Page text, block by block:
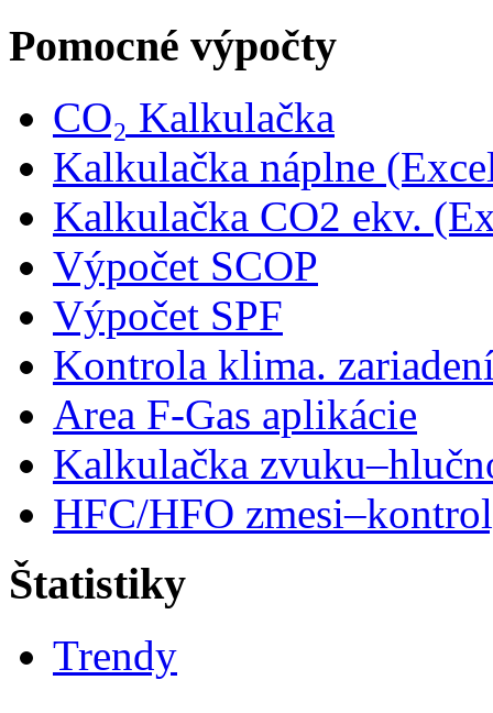
Pomocné výpočty
CO₂ Kalkulačka
Kalkulačka náplne
Kalkulačka CO2 ekv.
Výpočet SCOP
Výpočet SPF
Kontrola klima.
Area F-Gas aplikácie
Kalkulačka
HFC/HFO
Štatistiky
Trendy